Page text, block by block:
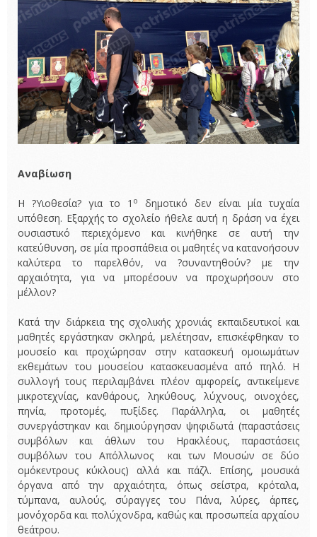
Αναβίωση
Η ?Υιοθεσία? για το 1 ο
δημοτικό δεν είναι μία τυχαία
υπόθεση. Εξαρχής το σχολείο ήθελε αυτή η δράση να έχει
ουσιαστικό περιεχόμενο και κινήθηκε σε αυτή την
κατεύθυνση, σε μία προσπάθεια οι μαθητές να κατανοήσουν
καλύτερα το παρελθόν, να ?συναντηθούν? με την
αρχαιότητα, για να μπορέσουν να προχωρήσουν στο
μέλλον?
Κατά την διάρκεια της σχολικής χρονιάς εκπαιδευτικοί και
μαθητές εργάστηκαν σκληρά, μελέτησαν, επισκέφθηκαν το
μουσείο και προχώρησαν στην κατασκευή ομοιωμάτων
εκθεμάτων του μουσείου κατασκευασμένα από πηλό. Η
συλλογή τους περιλαμβάνει πλέον αμφορείς, αντικείμενε
μικροτεχνίας, κανθάρους, ληκύθους, λύχνους, οινοχόες,
πηνία, προτομές, πυξίδες. Παράλληλα, οι μαθητές
συνεργάστηκαν και δημιούργησαν ψηφιδωτά (παραστάσεις
συμβόλων και άθλων του Ηρακλέους, παραστάσεις
συμβόλων του Απόλλωνος και των Μουσών σε δύο
ομόκεντρους κύκλους) αλλά και πάζλ. Επίσης, μουσικά
όργανα από την αρχαιότητα, όπως σείστρα, κρόταλα,
τύμπανα, αυλούς, σύραγγες του Πάνα, λύρες, άρπες,
μονόχορδα και πολύχονδρα, καθώς και προσωπεία αρχαίου
θεάτρου.